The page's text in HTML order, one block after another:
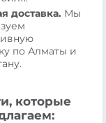
доставка. Мы
по Алматы и
которые